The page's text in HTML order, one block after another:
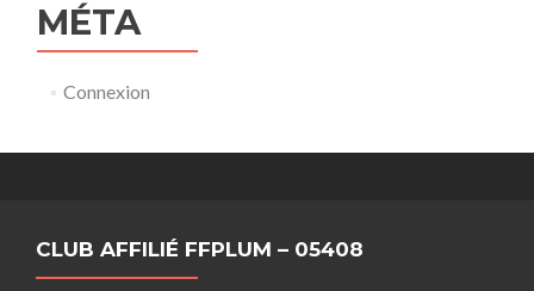
MÉTA
Connexion
CLUB AFFILIÉ FFPLUM – 05408